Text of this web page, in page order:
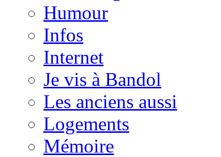
Humour
Infos
Internet
Je vis à Bandol
Les anciens aussi
Logements
Mémoire